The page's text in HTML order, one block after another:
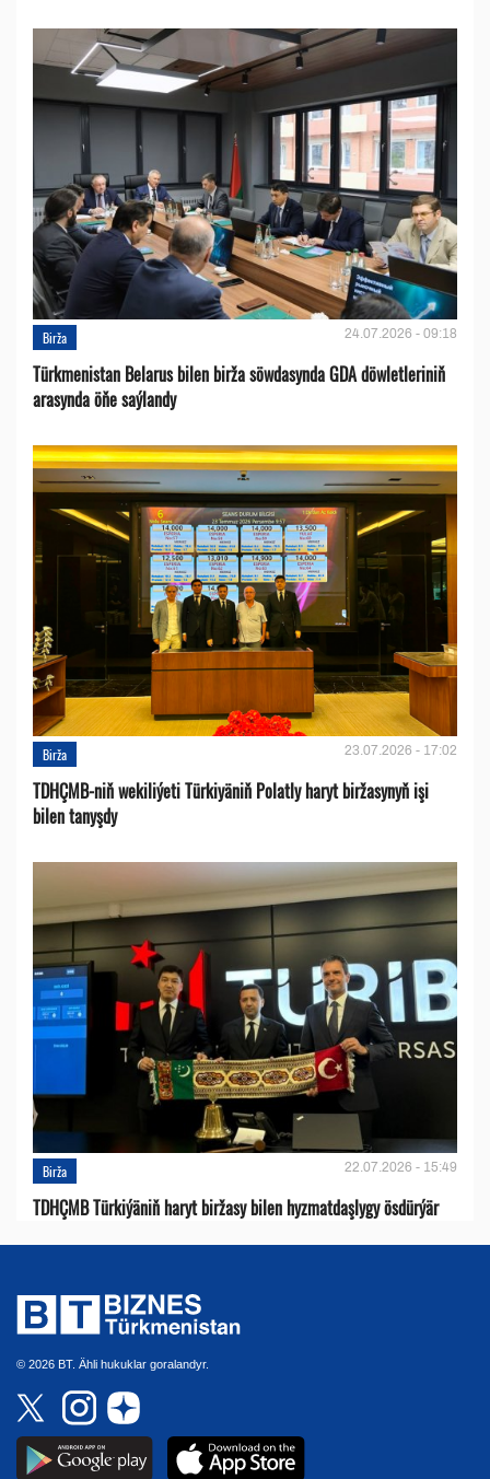
Birža 24.07.2026 - 09:18
Türkmenistan Belarus bilen birža söwdasynda GDA döwletleriniň
arasynda öňe saýlandy
Birža 23.07.2026 - 17:02
TDHÇMB-niň wekiliýeti Türkiyäniň Polatly haryt biržasynyň işi
bilen tanyşdy
Birža 22.07.2026 - 15:49
TDHÇMB Türkiýäniň haryt biržasy bilen hyzmatdaşlygy ösdürýär
© 2026 BT. Ähli hukuklar goralandyr.